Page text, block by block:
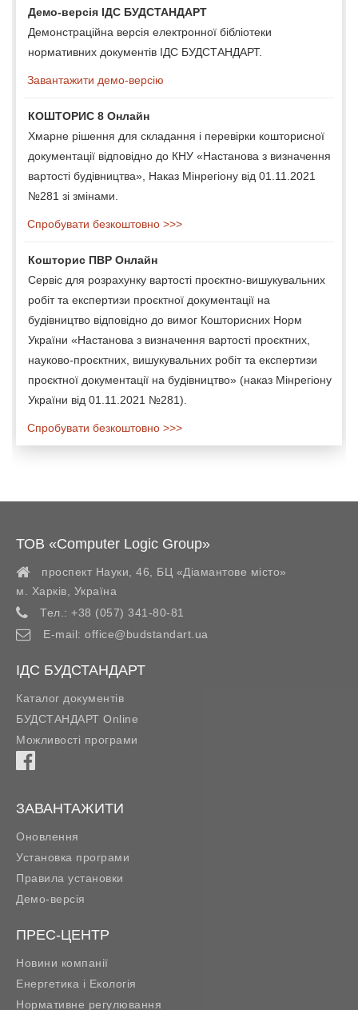
Демо-версія ІДС БУДСТАНДАРТ
Демонстраційна версія електронної бібліотеки
нормативних документів ІДС БУДСТАНДАРТ.
Завантажити демо-версію
КОШТОРИС 8 Онлайн
Хмарне рішення для складання і перевірки кошторисної
документації відповідно до КНУ «Настанова з визначення
вартості будівництва», Наказ Мінрегіону від 01.11.2021
№281 зі змінами.
Спробувати безкоштовно >>>
Кошторис ПВР Онлайн
Сервіс для розрахунку вартості проєктно-вишукувальних
робіт та експертизи проєктної документації на
будівництво відповідно до вимог Кошторисних Норм
України «Настанова з визначення вартості проєктних,
науково-проєктних, вишукувальних робіт та експертизи
проєктної документації на будівництво» (наказ Мінрегіону
України від 01.11.2021 №281).
Спробувати безкоштовно >>>
ТОВ «Computer Logic Group»
проспект Науки, 46, БЦ «Діамантове місто»
м. Харків
Україна
Тел.: +38 (057) 341-80-81
E-mail: office@budstandart.ua
ІДС БУДСТАНДАРТ
Каталог документів
БУДСТАНДАРТ Online
Можливості програми
ЗАВАНТАЖИТИ
Оновлення
Установка програми
Правила установки
Демо-версія
ПРЕС-ЦЕНТР
Новини компанії
Енергетика і Екологія
Нормативне регулювання